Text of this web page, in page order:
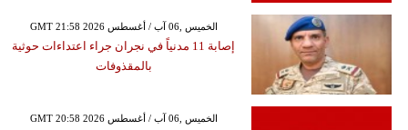
GMT 21:58 2026 الخميس ,06 آب / أغسطس
إصابة 11 مدنياً في نجران جراء اعتداءات حوثية
بالمقذوفات
GMT 20:58 2026 الخميس ,06 آب / أغسطس